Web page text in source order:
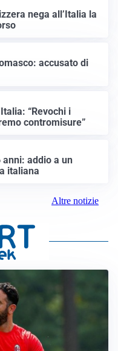
nega all’Italia la
accusato di
“Revochi i
contromisure”
anni: addio a un
italiana
Altre notizie